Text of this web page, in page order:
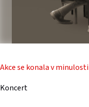
Akce se konala v minulosti
Koncert